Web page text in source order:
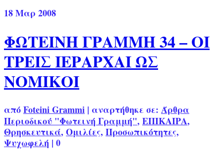
18Μαρ 2008
ΦΩΤΕΙΝΗ ΓΡΑΜΜΗ 34 – ΟΙ
ΤΡΕΙΣ ΙΕΡΑΡΧΑΙ ΩΣ
ΝΟΜΙΚΟΙ
απόFoteini Grammi | αναρτήθηκε σε: Άρθρα
Περιοδικού "Φωτεινή Γραμμή", ΕΠΙΚΑΙΡΑ,
Θρησκευτικά, Ομιλίες, Προσωπικότητες,
Ψυχωφελή | 0